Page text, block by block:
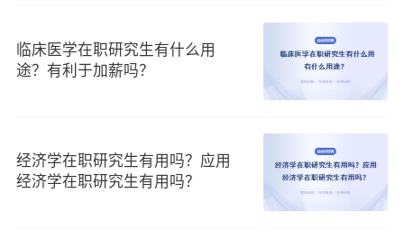
可以很好的帮助学员提升专业能力，学员在顺利毕业后，专业
水平可以提升到一个更高的层次。而且在各大企业中，个人的
能力自然也是被认可的。
由此可见，宁夏医科大学在职研究生还是有用的，如果还
（3）宁夏医科大学在职研究生有学位证吗
宁夏医科大学是教育部、卫健委和宁夏共建的，在全国同
临床医学在职研究生有什么用
途？有利于加薪吗？
经济学在职研究生有用吗？应用
经济学在职研究生有用吗？